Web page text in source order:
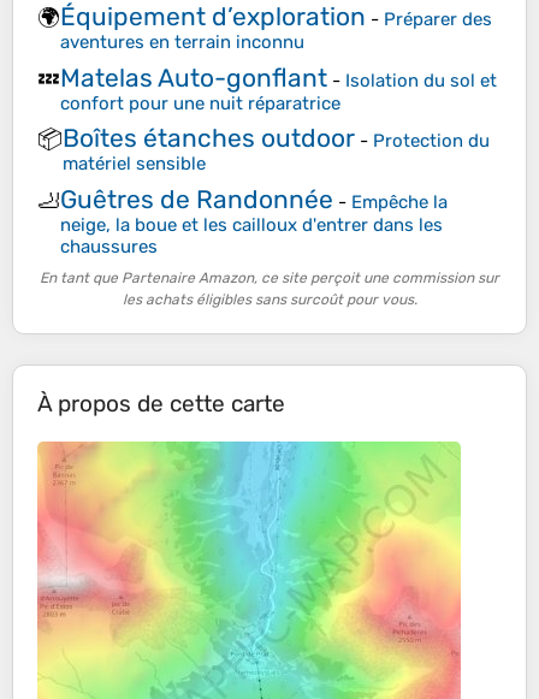
🌍Équipement d’exploration - Préparer des
aventures en terrain inconnu
💤Matelas Auto-gonflant - Isolation du sol et
confort pour une nuit réparatrice
📦Boîtes étanches outdoor - Protection du
matériel sensible
🦶Guêtres de Randonnée - Empêche la
neige, la boue et les cailloux d'entrer dans les
chaussures
En tant que Partenaire Amazon, ce site perçoit une commission sur
les achats éligibles sans surcoût pour vous.
À propos de cette carte